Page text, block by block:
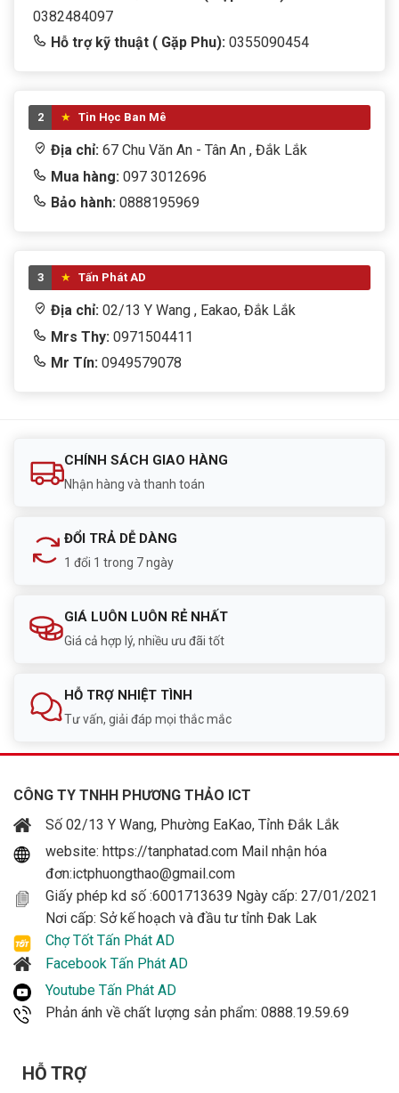
0382484097
Hỗ trợ kỹ thuật ( Gặp Phu): 0355090454
2 Tin Học Ban Mê
Địa chỉ: 67 Chu Văn An - Tân An , Đắk Lắk
Mua hàng: 097 3012696
Bảo hành: 0888195969
3 Tấn Phát AD
Địa chỉ: 02/13 Y Wang , Eakao, Đắk Lắk
Mrs Thy: 0971504411
Mr Tín: 0949579078
CHÍNH SÁCH GIAO HÀNG
Nhận hàng và thanh toán
ĐỔI TRẢ DỄ DÀNG
1 đổi 1 trong 7 ngày
GIÁ LUÔN LUÔN RẺ NHẤT
Giá cả hợp lý, nhiều ưu đãi tốt
HỖ TRỢ NHIỆT TÌNH
Tư vấn, giải đáp mọi thắc mắc
CÔNG TY TNHH PHƯƠNG THẢO ICT
Số 02/13 Y Wang, Phường EaKao, Tỉnh Đắk Lắk
website: https://tanphatad.com Mail nhận hóa
đơn:ictphuongthao@gmail.com
Giấy phép kd số :6001713639 Ngày cấp: 27/01/2021
Nơi cấp: Sở kế hoạch và đầu tư tỉnh Đak Lak
Chợ Tốt Tấn Phát AD
Facebook Tấn Phát AD
Youtube Tấn Phát AD
Phản ánh về chất lượng sản phẩm: 0888.19.59.69
HỖ TRỢ